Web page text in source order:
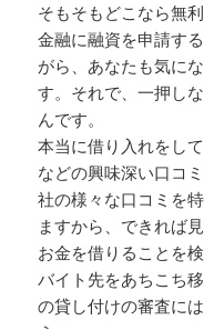
そもそもどこなら無
金融に融資を申請す
がら、あなたも気に
す。それで、一押し
んです。
本当に借り入れをし
などの興味深い口コ
社の様々な口コミを
ますから、できれば
お金を借りることを
バイト先をあちこち
の貸し付けの審査に